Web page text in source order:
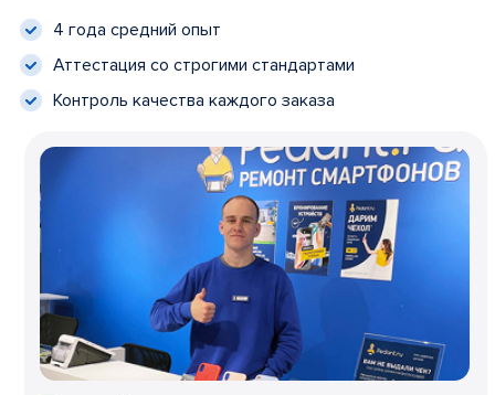
4 года средний опыт
Аттестация со строгими стандартами
Контроль качества каждого заказа